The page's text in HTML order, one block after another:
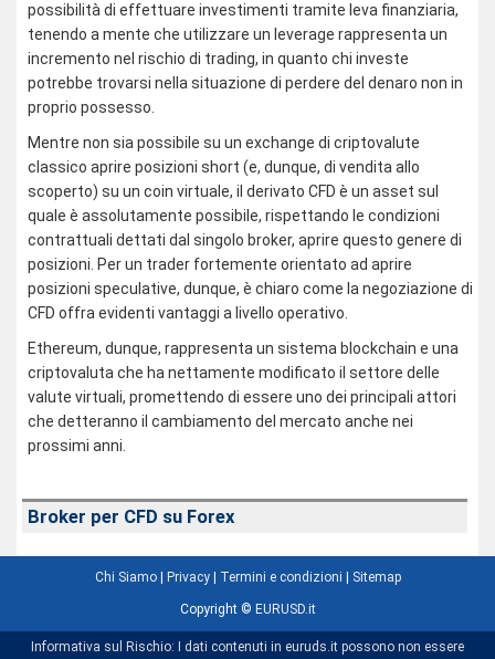
possibilità di effettuare investimenti tramite leva finanziaria,
tenendo a mente che utilizzare un leverage rappresenta un
incremento nel rischio di trading, in quanto chi investe
potrebbe trovarsi nella situazione di perdere del denaro non in
proprio possesso.
Mentre non sia possibile su un exchange di criptovalute
classico aprire posizioni short (e, dunque, di vendita allo
scoperto) su un coin virtuale, il derivato CFD è un asset sul
quale è assolutamente possibile, rispettando le condizioni
contrattuali dettati dal singolo broker, aprire questo genere di
posizioni. Per un trader fortemente orientato ad aprire
posizioni speculative, dunque, è chiaro come la negoziazione di
CFD offra evidenti vantaggi a livello operativo.
Ethereum, dunque, rappresenta un sistema blockchain e una
criptovaluta che ha nettamente modificato il settore delle
valute virtuali, promettendo di essere uno dei principali attori
che detteranno il cambiamento del mercato anche nei
prossimi anni.
Broker per CFD su Forex
Chi Siamo| Privacy| Termini e condizioni Sitemap
Copyright © EURUSD.it
Informativa sul Rischio: I dati contenuti in euruds.it possono non essere